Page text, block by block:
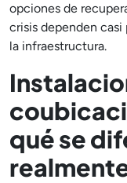
opciones de
crisis dependen
la infraestructura.
qué se